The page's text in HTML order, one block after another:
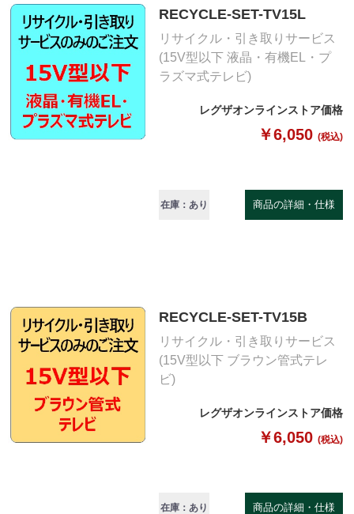
RECYCLE-SET-TV15L
リサイクル・引き取りサービス
(15V型以下 液晶・有機EL・プ
ラズマ式テレビ)
レグザオンラインストア価格
￥6,050 (税込)
在庫：あり 商品の詳細・仕様
RECYCLE-SET-TV15B
リサイクル・引き取りサービス
(15V型以下 ブラウン管式テレ
ビ)
レグザオンラインストア価格
￥6,050 (税込)
在庫：あり 商品の詳細・仕様